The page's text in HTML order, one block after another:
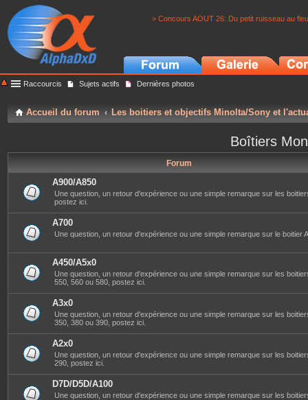
> Concours AOUT 26: Du petit ruisseau au
Raccourcis Sujets actifs Dernières photos
Accueil du forum Les boitiers et objectifs Minolta/Sony et
Boîtiers
Forum
A900/A850
Une question, un retour d'expérience ou une simple remarque sur les
postez ici.
A700
Une question, un retour d'expérience ou une simple remarque sur le boitier
A450/A5x0
Une question, un retour d'expérience ou une simple remarque sur les
550, 560 ou 580, postez ici.
A3x0
Une question, un retour d'expérience ou une simple remarque sur les
350, 380 ou 390, postez ici.
A2x0
Une question, un retour d'expérience ou une simple remarque sur les
290, postez ici.
D7D/D5D/A100
Une question, un retour d'expérience ou une simple remarque sur les